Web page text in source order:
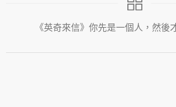
《英奇來信》你先是一個人，然後